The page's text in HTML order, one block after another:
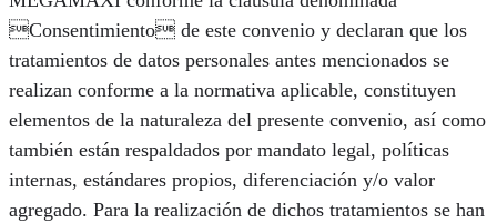
Consentimiento de este convenio y declaran que los
tratamientos de datos personales antes mencionados se
realizan conforme a la normativa aplicable, constituyen
elementos de la naturaleza del presente convenio, así como
también están respaldados por mandato legal, políticas
internas, estándares propios, diferenciación y/o valor
agregado. Para la realización de dichos tratamientos se han